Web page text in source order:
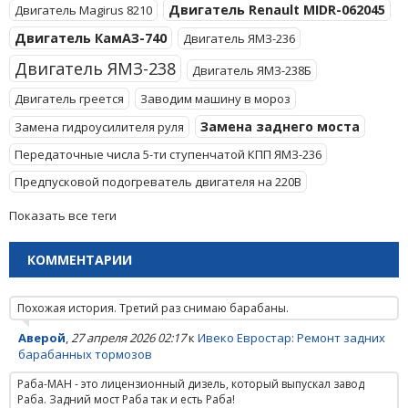
Двигатель Magirus 8210
Двигатель Renault MIDR-062045
Двигатель КамАЗ-740
Двигатель ЯМЗ-236
Двигатель ЯМЗ-238
Двигатель ЯМЗ-238Б
Двигатель греется
Заводим машину в мороз
Замена гидроусилителя руля
Замена заднего моста
Передаточные числа 5-ти ступенчатой КПП ЯМЗ-236
Предпусковой подогреватель двигателя на 220В
Показать все теги
КОММЕНТАРИИ
Похожая история. Третий раз снимаю барабаны.
Аверой,27 апреля 2026 02:17к Ивеко Евростар: Ремонт задних
барабанных тормозов
Раба-МАН - это лицензионный дизель, который выпускал завод
Раба. Задний мост Раба так и есть Раба!